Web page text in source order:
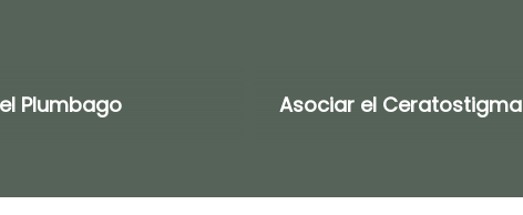
Plumbago Asociar el Ceratostigma